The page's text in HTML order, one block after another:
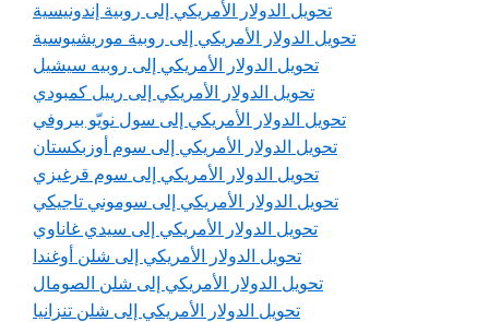
تحويل الدولار الأمريكي إلى روبية إندونيسية
تحويل الدولار الأمريكي إلى روبية موريشيوسية
تحويل الدولار الأمريكي إلى روبيه سيشيل
تحويل الدولار الأمريكي إلى رييل كمبودي
تحويل الدولار الأمريكي إلى سول نويّو بيروفي
تحويل الدولار الأمريكي إلى سوم أوزبكستان
تحويل الدولار الأمريكي إلى سوم قرغيزي
تحويل الدولار الأمريكي إلى سوموني تاجيكي
تحويل الدولار الأمريكي إلى سيدي غاناوي
تحويل الدولار الأمريكي إلى شلن أوغندا
تحويل الدولار الأمريكي إلى شلن الصومال
تحويل الدولار الأمريكي إلى شلن تنزانيا